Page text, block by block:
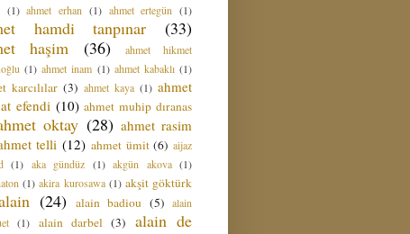
(1) ahmet erhan (1) ahmet ertegün (1)
hamdi tanpınar
(33)
haşim
(36)
ahmet hikmet
(1) ahmet inam (1) ahmet kabaklı (1)
karcılılar (3) ahmet kaya (1) ahmet
efendi (10) ahmet muhip dıranas
oktay (28) ahmet rasim
telli (12) ahmet ümit (6) aijaz
(1) aka gündüz (1) akgün akova (1)
(1) akira kurosawa (1) akşit göktürk
(24) alain badiou (5) alain
(1) alain darbel (3)
alain de